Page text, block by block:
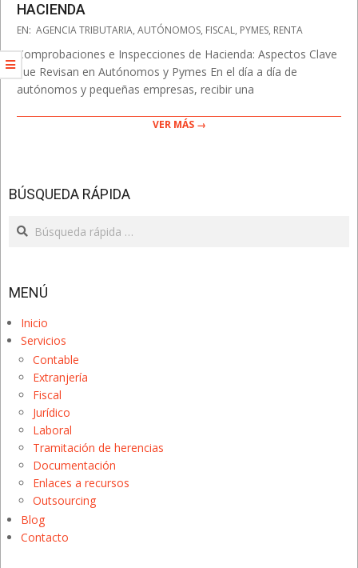
HACIENDA
2026-
28
EN: AGENCIA TRIBUTARIA, AUTÓNOMOS, FISCAL, PYMES, RENTA
Comprobaciones e Inspecciones de Hacienda: Aspectos Clave
que Revisan en Autónomos y Pymes En el día a día de
autónomos y pequeñas empresas, recibir una
VER MÁS →
BÚSQUEDA RÁPIDA
Search
MENÚ
Inicio
Servicios
Contable
Extranjería
Fiscal
Jurídico
Laboral
Tramitación de herencias
Documentación
Enlaces a recursos
Outsourcing
Blog
Contacto